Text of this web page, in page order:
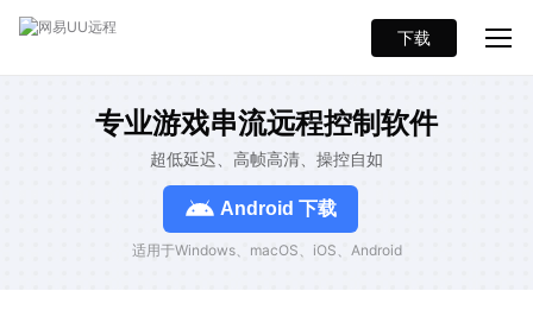
下载
专业游戏串流远程控制软件
超低延迟、高帧高清、操控自如
Android 下载
适用于Windows、macOS、iOS、Android